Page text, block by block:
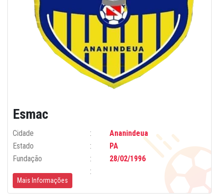
Esmac
Cidade
Ananindeua
Estado
PA
Fundação
28/02/1996
Mais Informações